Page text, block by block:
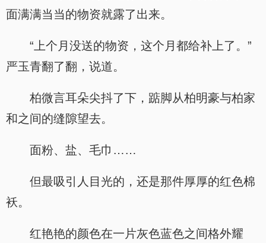
面满满当当的物资就露了出来。
“上个月没送的物资，这个月都给补上了。”
严玉青翻了翻，说道。
柏微言耳朵尖抖了下，踮脚从柏明豪与柏家
和之间的缝隙望去。
面粉、盐、毛巾……
但最吸引人目光的，还是那件厚厚的红色棉
袄。
红艳艳的颜色在一片灰色蓝色之间格外耀